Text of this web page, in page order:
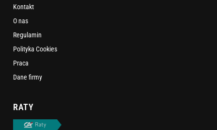
Kontakt
O nas
Regulamin
Polityka Cookies
Praca
Dane firmy
RATY